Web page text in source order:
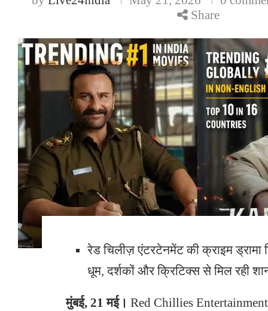
Share
रेड चिलीज़ एंटरटेनमेंट की क्राइम ड्रामा
धूम, दर्शकों और क्रिटिक्स से मिल रही
मुंबई, 21 मई। Red Chillies